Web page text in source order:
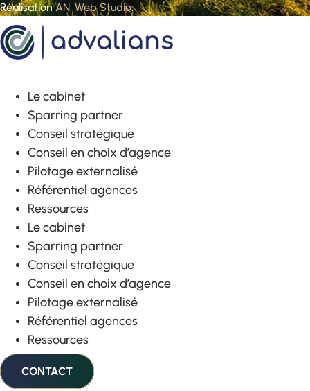
RéalisationAN. Web Studio.
Le cabinet
Sparring partner
Conseil stratégique
Conseil en choix d’agence
Pilotage externalisé
Référentiel agences
Ressources
Le cabinet
Sparring partner
Conseil stratégique
Conseil en choix d’agence
Pilotage externalisé
Référentiel agences
Ressources
CONTACT